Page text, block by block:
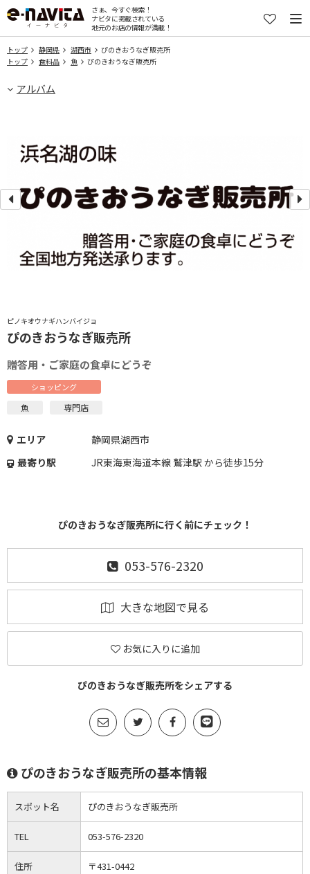
さぁ、今すぐ検索！
ナビタに掲載されている
地元のお店の情報が満載！
トップ 静岡県 湖西市
ぴのきおうなぎ販売所
トップ
食料品 魚 ぴのきおうなぎ販売所
アルバム
ピノキオウナギハンバイジョ
ぴのきおうなぎ販売所
贈答用・ご家庭の食卓にどうぞ
ショッピング
魚 専門店
エリア
静岡県湖西市
最寄り駅
JR東海東海道本線 鷲津駅 から徒歩15分
ぴのきおうなぎ販売所に行く前にチェック！
053-576-2320
大きな地図で見る
お気に入りに追加
ぴのきおうなぎ販売所をシェアする
ぴのきおうなぎ販売所の基本情報
スポット名 ぴのきおうなぎ販売所
TEL 053-576-2320
住所
〒431-0442